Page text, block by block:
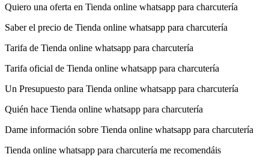
Quiero una oferta en Tienda online whatsapp para charcutería
Saber el precio de Tienda online whatsapp para charcutería
Tarifa de Tienda online whatsapp para charcutería
Tarifa oficial de Tienda online whatsapp para charcutería
Un Presupuesto para Tienda online whatsapp para charcutería
Quién hace Tienda online whatsapp para charcutería
Dame información sobre Tienda online whatsapp para charcutería
Tienda online whatsapp para charcutería me recomendáis